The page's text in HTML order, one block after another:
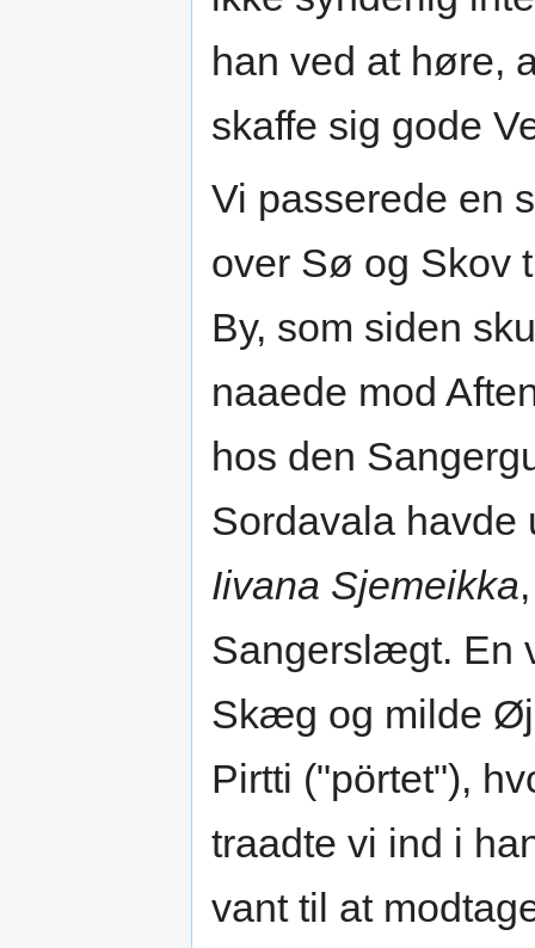
han ved at høre,
skaffe sig gode
Vi passerede en
over Sø og Skov
By, som siden
naaede mod
hos den
Sordavala havde
Iivana Sjemeikka
Sangerslægt. En
Skæg og milde
Pirtti ("pörtet"),
traadte vi ind i
vant til at